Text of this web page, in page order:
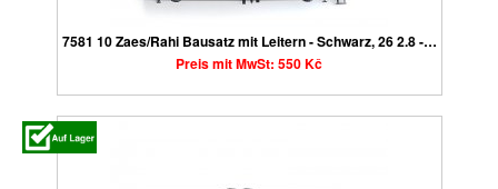
7581 10 Zaes/Rahi Bausatz mit Leitern - Schwarz, 26 2.8 -…
Preis mit MwSt: 550 Kč